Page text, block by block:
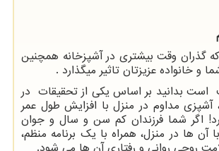
گذران وقت بیشتری در آشپزخانه همچنین
و خانواده عزیزتان تاثیر میگذارد .
است بدانید بر اساس یکی از تحقیقات در
آشپزی مداوم در منزل با افزایش طول عمر
اگر شما فرزندان کم سن و سال و جوان
آن ها در منزل، همراه با یک برنامه منظم،